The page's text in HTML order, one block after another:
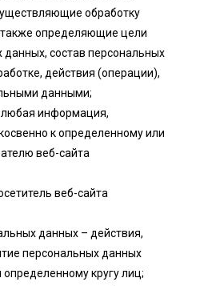
обработку
определяющие цели
данных, состав персональных
действия (операции),
данными;
информация,
к определенному или
веб-сайта
веб-сайта
данных – действия,
персональных данных
кругу лиц;